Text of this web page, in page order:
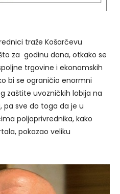
traže Košarčevu
za godinu dana, otkako se
trgovine i ekonomskih
bi se ograničio enormni
zaštite uvozničkih lobija na
sve do toga da je u
poljoprivrednika, kako
pokazao veliku